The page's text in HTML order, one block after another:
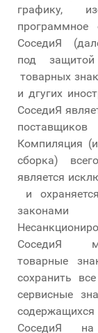
графику,
программное
СоседиЯ
под
товарных
и дгугих
СоседиЯ
Компиляция
сборка)
является
и
СоседиЯ
товарные
сохранить
сервисные
СоседиЯ на